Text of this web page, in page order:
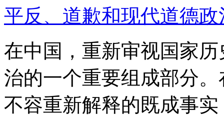
平反、道歉和现代道德政
在中国，重新审视国家
治的一个重要组成部分
不容重新解释的既成事